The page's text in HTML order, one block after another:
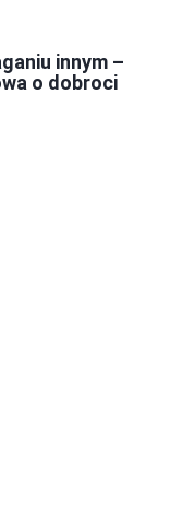
innym –
o dobroci